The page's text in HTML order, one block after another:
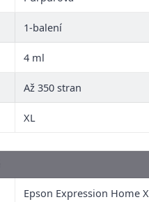
1-balení
4 ml
Až 350 stran
XL
Epson Expression Home